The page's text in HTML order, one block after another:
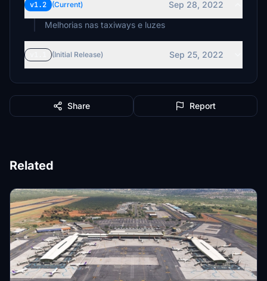
v1.2 (Current)
Sep 28, 2022
Melhorias nas taxiways e luzes
(Initial Release) Sep 25, 2022
Share Report
Related